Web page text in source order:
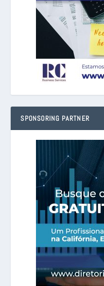
SPONSORING PARTNER